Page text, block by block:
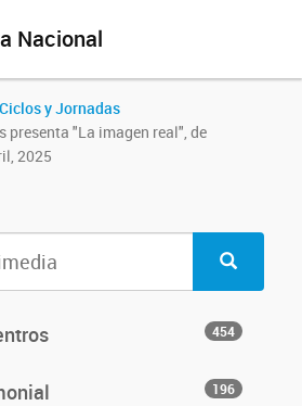
Ciclos y Jornadas
presenta "La imagen real", de
2025
454
196